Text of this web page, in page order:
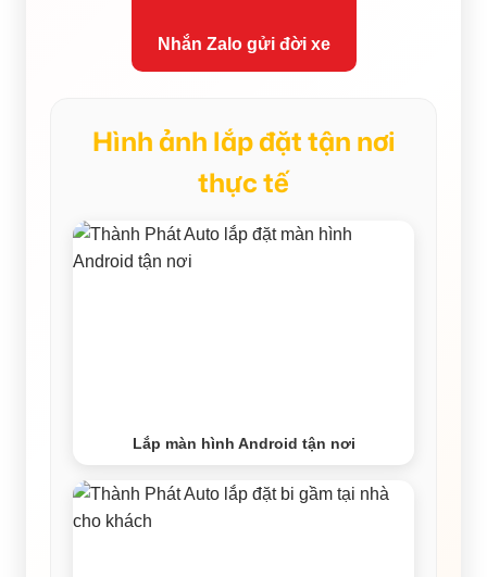
Nhắn Zalo gửi đời xe
Hình ảnh lắp đặt tận nơi
thực tế
Lắp màn hình Android tận nơi